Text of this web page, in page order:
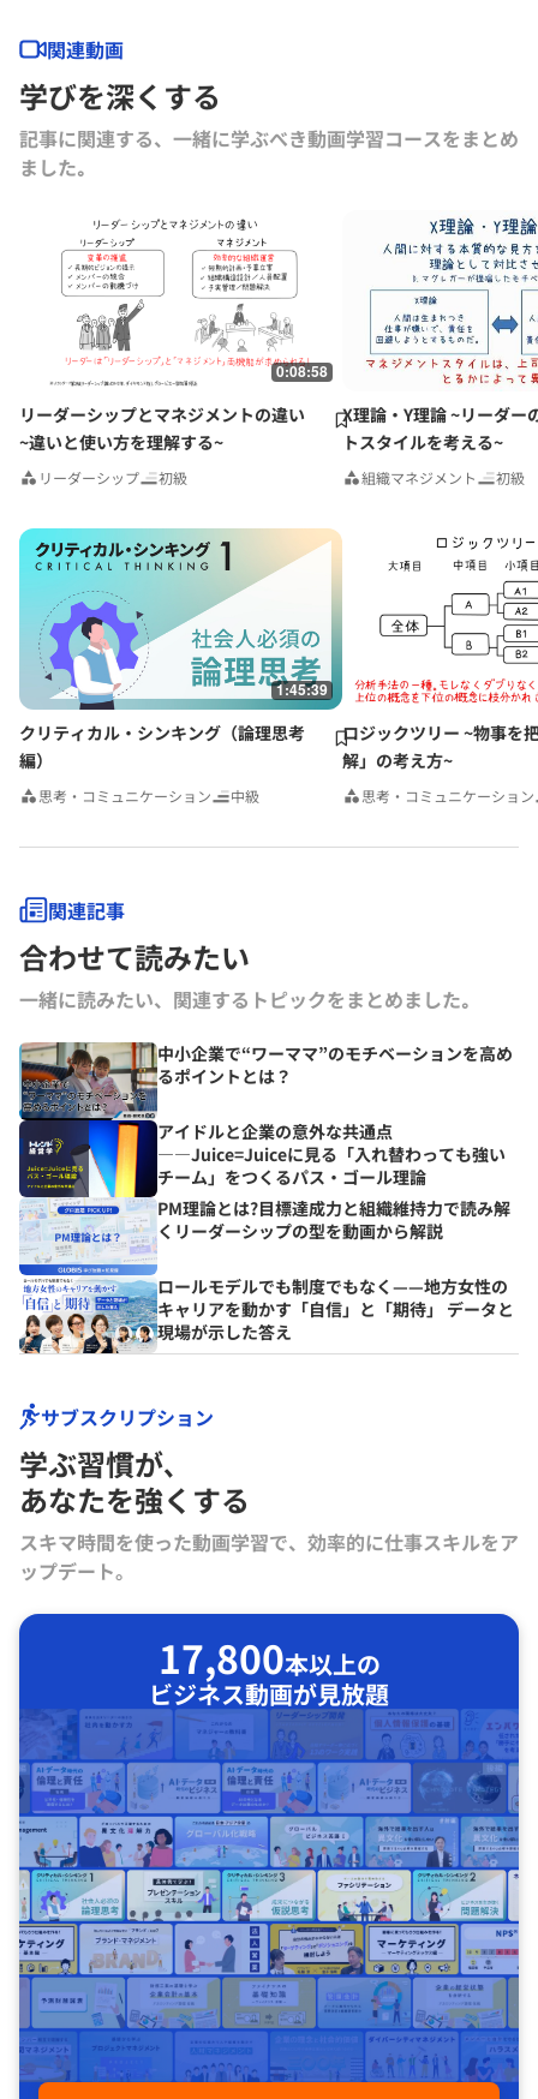
関連動画
学びを深くする
記事に関連する、一緒に学ぶべき動画学習コースをまとめ
ました｡
0:08:58
リーダーシップとマネジメントの違い
~違いと使い方を理解する~
リーダーシップ 初級
X理論・Y理論 ~リーダー
トスタイルを考える~
組織マネジメント 初級
1:45:39
クリティカル・シンキング（論理思考
編）
思考・コミュニケーション 中級
ロジックツリー ~物事を
解」の考え方~
思考・コミュニケーション
関連記事
合わせて読みたい
一緒に読みたい、関連するトピックをまとめました｡
中小企業で“ワーママ”のモチベーションを高め
るポイントとは？
アイドルと企業の意外な共通点
――Juice=Juiceに見る「入れ替わっても強い
チーム」をつくるパス・ゴール理論
PM理論とは?目標達成力と組織維持力で読み解
くリーダーシップの型を動画から解説
ロールモデルでも制度でもなく——地方女性の
キャリアを動かす「自信」と「期待」 データと
現場が示した答え
サブスクリプション
学ぶ習慣が､
あなたを強くする
スキマ時間を使った動画学習で、効率的に仕事スキルをア
ップデート。
17,800本以上の
ビジネス動画が見放題